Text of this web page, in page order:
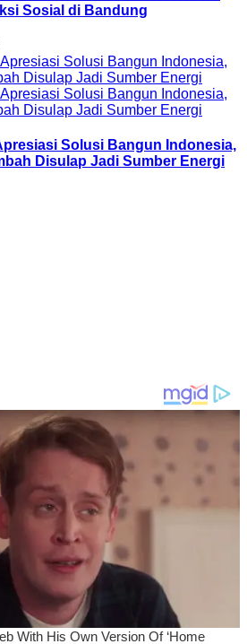
Sosial di Bandung
Solusi Bangun Indonesia,
Disulap Jadi Sumber Energi